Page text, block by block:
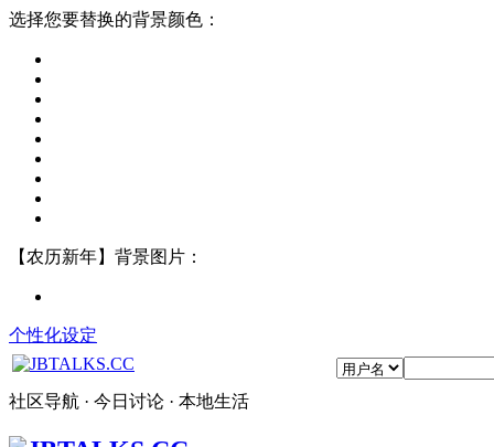
选择您要替换的背景颜色：
【农历新年】背景图片：
个性化设定
社区导航 · 今日讨论 · 本地生活